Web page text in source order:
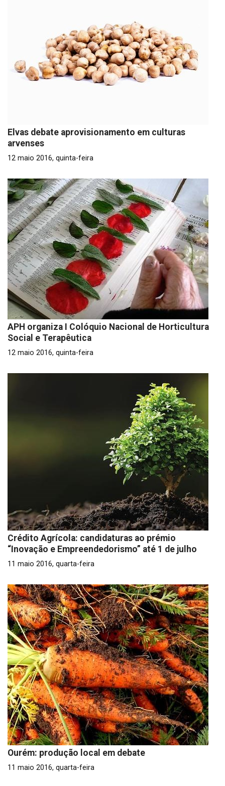
Elvas debate aprovisionamento em culturas
arvenses
12 maio 2016, quinta-feira
APH organiza I Colóquio Nacional de Horticultura
Social e Terapêutica
12 maio 2016, quinta-feira
Crédito Agrícola: candidaturas ao prémio
“Inovação e Empreendedorismo” até 1 de julho
11 maio 2016, quarta-feira
Ourém: produção local em debate
11 maio 2016, quarta-feira